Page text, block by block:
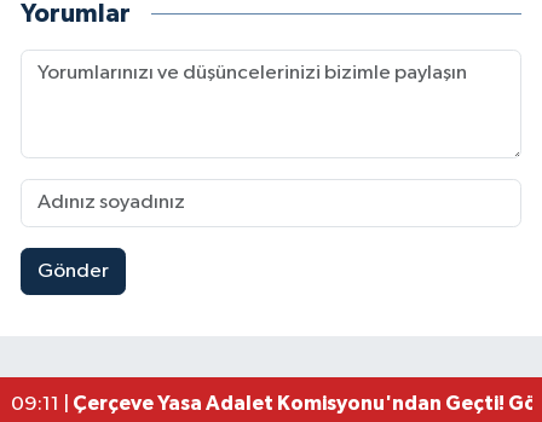
Yorumlar
Gönder
17:19 |Kahramanmaraşlı İşçi Adana'daki Tünel
09:11 | Çerçeve Yasa Adalet Komisyonu'ndan Geçti!